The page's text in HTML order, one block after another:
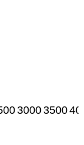
30003500